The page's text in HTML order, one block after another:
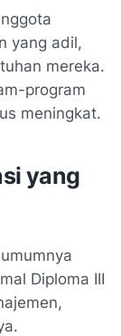
yang adil,
mereka.
program
meningkat.
yang
Diploma III